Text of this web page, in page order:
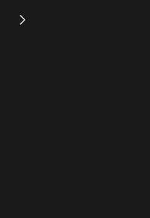
の文字が。絶好のチャンスと意気込
む4人だが、“参加資格・トイズ”と